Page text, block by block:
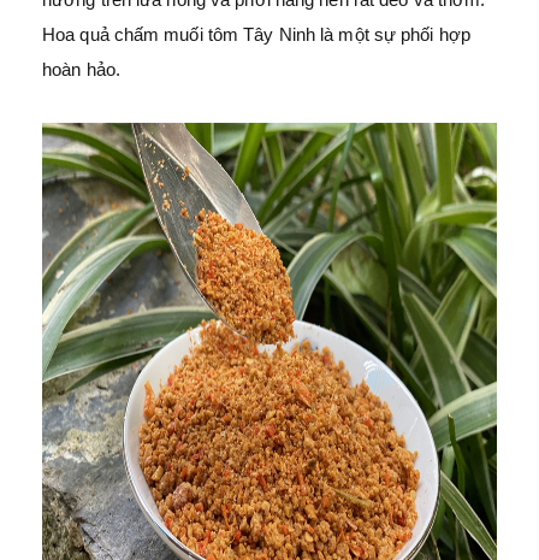
Hoa quả chấm muối tôm Tây Ninh là một sự phối hợp
hoàn hảo.